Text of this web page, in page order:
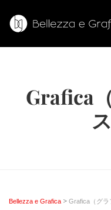
Grafica
Bellezza e Grafica > Grafica（グラ